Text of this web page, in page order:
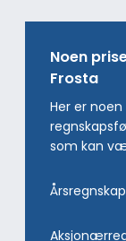
Noen
Frosta
Her er
som kan